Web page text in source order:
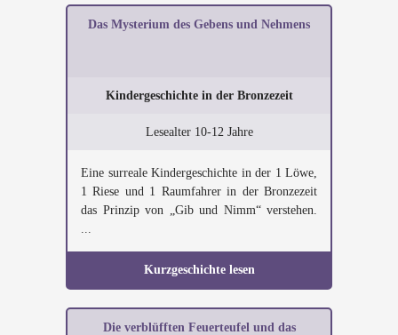
Das Mysterium des Gebens und Nehmens
Kindergeschichte in der Bronzezeit
Lesealter 10-12 Jahre
Eine surreale Kindergeschichte in der 1 Löwe,
1 Riese und 1 Raumfahrer in der Bronzezeit
das Prinzip von „Gib und Nimm“ verstehen.
...
Kurzgeschichte lesen
Die verblüfften Feuerteufel und das